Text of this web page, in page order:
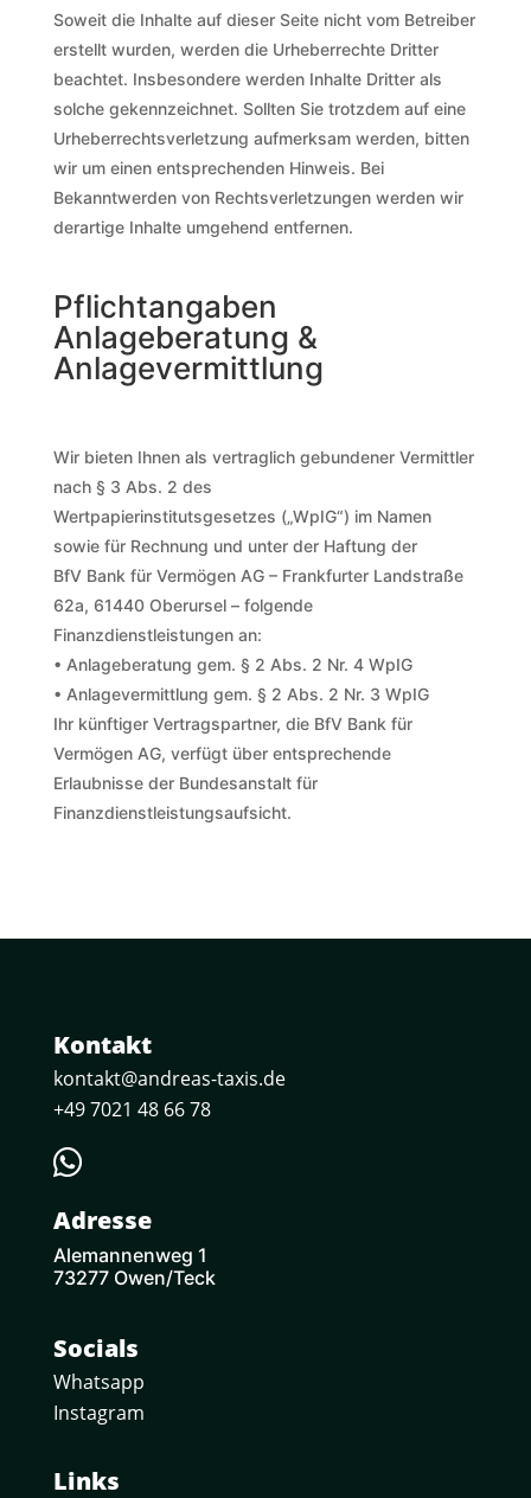
Soweit die Inhalte auf dieser Seite nicht vom Betreiber
erstellt wurden, werden die Urheberrechte Dritter
beachtet. Insbesondere werden Inhalte Dritter als
solche gekennzeichnet. Sollten Sie trotzdem auf eine
Urheberrechtsverletzung aufmerksam werden, bitten
wir um einen entsprechenden Hinweis. Bei
Bekanntwerden von Rechtsverletzungen werden wir
derartige Inhalte umgehend entfernen.
Pflichtangaben
Anlageberatung &
Anlagevermittlung
Wir bieten Ihnen als vertraglich gebundener Vermittler
nach § 3 Abs. 2 des
Wertpapierinstitutsgesetzes („WpIG“) im Namen
sowie für Rechnung und unter der Haftung der
BfV Bank für Vermögen AG – Frankfurter Landstraße
62a, 61440 Oberursel – folgende
Finanzdienstleistungen an:
• Anlageberatung gem. § 2 Abs. 2 Nr. 4 WpIG
• Anlagevermittlung gem. § 2 Abs. 2 Nr. 3 WpIG
Ihr künftiger Vertragspartner, die BfV Bank für
Vermögen AG, verfügt über entsprechende
Erlaubnisse der Bundesanstalt für
Finanzdienstleistungsaufsicht.
Kontakt
kontakt@andreas-taxis.de
+49 7021 48 66 78

Adresse
Alemannenweg 1
73277 Owen/Teck
Socials
Whatsapp
Instagram
Links